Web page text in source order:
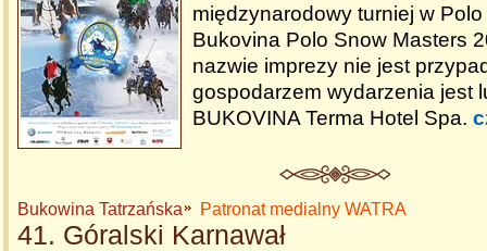
międzynarodowy turniej w
Bukovina Polo Snow Masters
nazwie imprezy nie jest
gospodarzem wydarzenia jest
BUKOVINA Terma Hotel Spa.
Bukowina Tatrzańska Patronat medialny WATRA
41. Góralski Karnawał